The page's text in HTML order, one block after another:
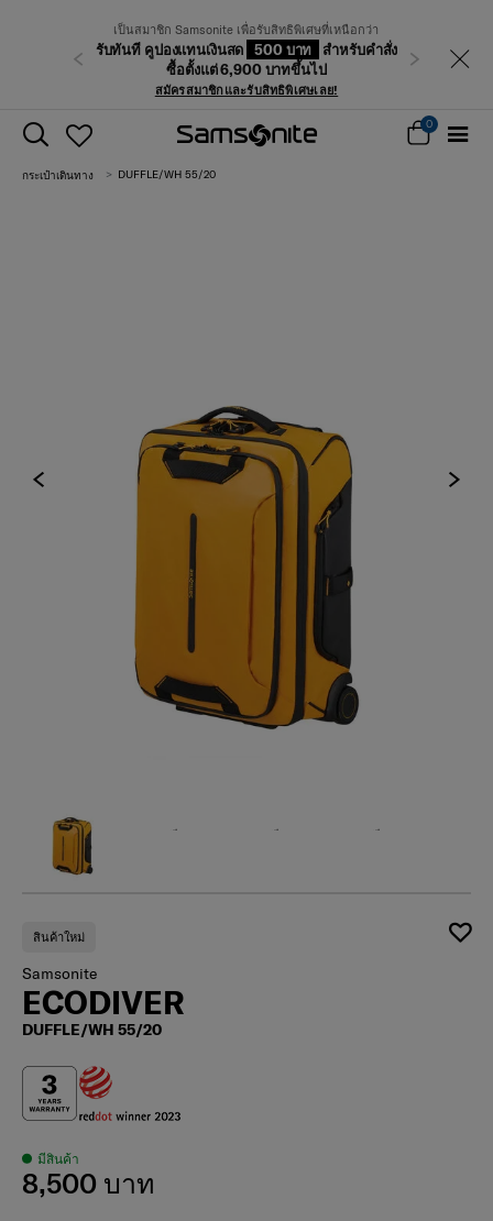
เป็นสมาชิก Samsonite เพื่อรับสิทธิพิเศษที่เหนือกว่า
รับทันที คูปองแทนเงินสด 500 บาท
สำหรับคำสั่ง
ซื้อตั้งแต่ 6,900 บาทขึ้นไป
สมัครสมาชิกและรับสิทธิพิเศษเลย!
ก่อนหน้า ถัดไป
0
กระเป๋าเดินทาง DUFFLE/WH 55/20
สินค้าใหม่
Samsonite
ECODIVER
DUFFLE/WH 55/20
มีสินค้า
8,500 บาท